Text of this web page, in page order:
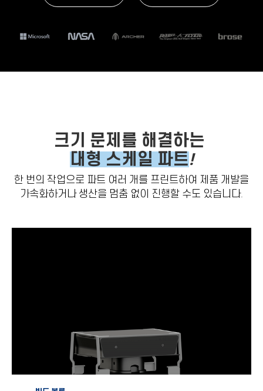
크기 문제를 해결하는
대형 스케일 파트!
한 번의 작업으로 파트 여러 개를 프린트하여 제품 개발을
가속화하거나 생산을 멈춤 없이 진행할 수도 있습니다.